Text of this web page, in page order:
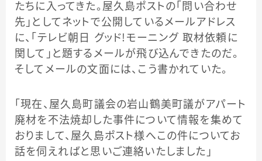
たちに入ってきた。屋久島ポストの「問い合わせ
先」としてネットで公開しているメールアドレス
に、「テレビ朝日 グッド！モーニング 取材依頼に
関して」と題するメールが飛び込んできたのだ。
そしてメールの文面には、こう書かれていた。
「現在、屋久島町議会の岩山鶴美町議がアパート
廃材を不法焼却した事件について情報を集めて
おりまして、屋久島ポスト様へこの件についてお
話を伺えればと思いご連絡いたしました」